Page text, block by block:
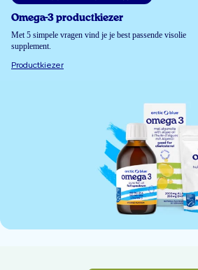
Omega-3 productkiezer
Met 5 simpele vragen vind je je best passende visolie
supplement.
Productkiezer